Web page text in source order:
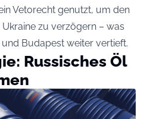
Vetorecht genutzt, um den
zu verzögern – was
Budapest weiter vertieft.
Russisches Öl